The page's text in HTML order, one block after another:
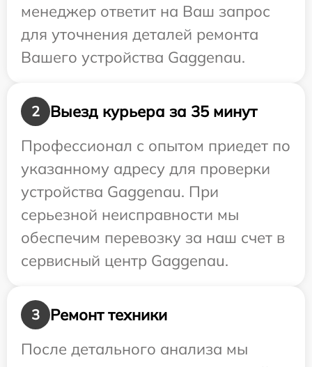
менеджер ответит на Ваш запрос
для уточнения деталей ремонта
Вашего устройства Gaggenau.
2
Выезд курьера за 35 минут
Профессионал с опытом приедет по
указанному адресу для проверки
устройства Gaggenau. При
серьезной неисправности мы
обеспечим перевозку за наш счет в
сервисный центр Gaggenau.
3
Ремонт техники
После детального анализа мы